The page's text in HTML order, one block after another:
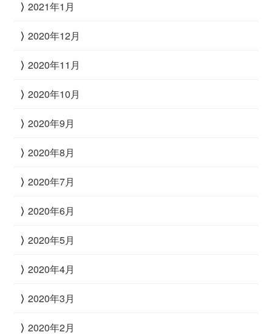
2021年1月
2020年12月
2020年11月
2020年10月
2020年9月
2020年8月
2020年7月
2020年6月
2020年5月
2020年4月
2020年3月
2020年2月